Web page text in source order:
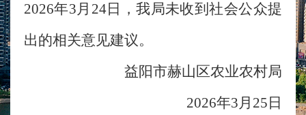
2026年3月24日，我局未收到社会公众提
出的相关意见建议。
益阳市赫山区农业农村局
2026年3月25日